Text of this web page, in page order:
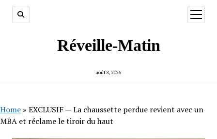
Réveille-Matin
août 8, 2026
ouvrir
menu
Home » EXCLUSIF — La chaussette perdue revient avec un
MBA et réclame le tiroir du haut